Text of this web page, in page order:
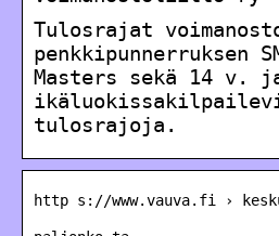
Tulosrajat
penkkipunnerruksen
Masters sekä 14 v.
tulosrajoja.
http s://www.vauva.fi ›